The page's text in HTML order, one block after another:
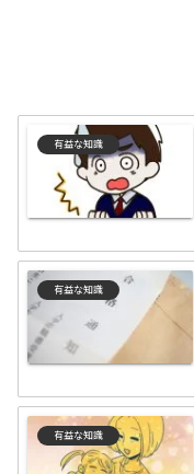
有益な知識
有益な知識
有益な知識